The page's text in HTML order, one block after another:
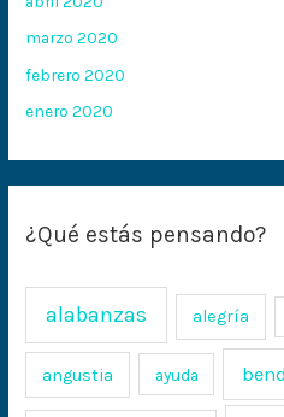
marzo 2020
febrero 2020
enero 2020
¿Qué estás pensando?
alabanzas alegría
angustia ayuda